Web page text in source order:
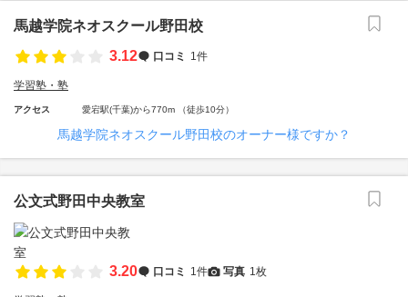
馬越学院ネオスクール野田校
3.12
口コミ 1件
学習塾・塾
アクセス 愛宕駅(千葉)から770m （徒歩10分）
馬越学院ネオスクール野田校のオーナー様ですか？
公文式野田中央教室
3.20 口コミ 1件 写真 1枚